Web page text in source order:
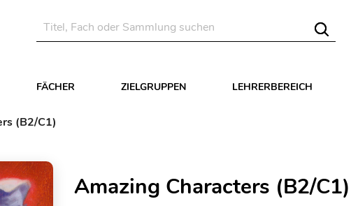
FÄCHER ZIELGRUPPEN LEHRERBEREICH
(B2/C1)
Amazing Characters (B2/C1)